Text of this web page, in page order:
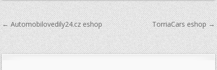
Navigace
pro
příspěvek
← Automobilovedily24.cz eshop TorriaCars eshop →